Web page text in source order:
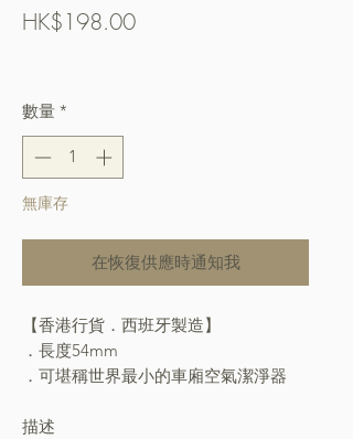
HK$198.00價
數量 *
無庫存
在恢復供應時通知我
【香港行貨．西班牙製造】
．長度54mm
．可堪稱世界最小的車廂空氣潔淨器
描述